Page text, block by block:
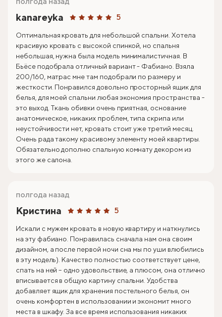
kanareyka 5
Оптимальная кровать для небольшой спальни. Хотела
красивую кровать с высокой спинкой, но спальня
небольшая, нужна была модель минималистичная. В
Бьёсе подобрала отличный вариант - Фабиано. Взяла
200/160, матрас мне там подобрали по размеру и
жесткости. Понравился довольно просторный ящик для
белья, для моей спальни любая экономия пространства -
это выход. Ткань обивки очень приятная, основание
анатомическое, никаких проблем, типа скрипа или
неустойчивости нет, кровать стоит уже третий месяц.
Очень рада такому красивому элементу моей квартиры.
Обязательно дополню спальную комнату декором из
этого же салона.
Кристина 5
полгода назад
Искали с мужем кровать в новую квартиру и наткнулись
на эту фабиано. Понравилась сначала нам она своим
дизайном, а после первой ночи сна мы по уши влюбились
в эту модель). Качество полностью соответствует цене,
спать на ней – одно удовольствие, а плюсом, она отлично
вписывается в общую картину спальни. Удобства
добавляет ящик для хранения постельного белья, он
очень комфортен в использовании и экономит много
места в шкафу. За все время использования никаких